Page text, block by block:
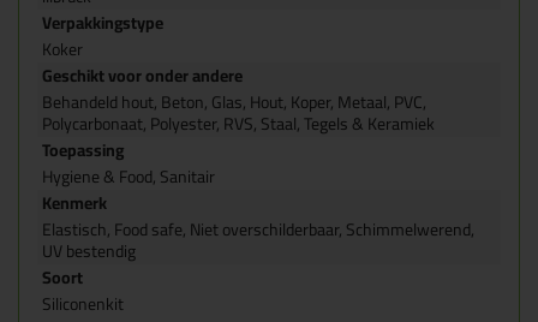
Verpakkingstype
Koker
Geschikt voor onder andere
Behandeld hout, Beton, Glas, Hout, Koper, Metaal, PVC,
Polycarbonaat, Polyester, RVS, Staal, Tegels & Keramiek
Toepassing
Hygiene & Food, Sanitair
Kenmerk
Elastisch, Food safe, Niet overschilderbaar, Schimmelwerend,
UV bestendig
Soort
Siliconenkit